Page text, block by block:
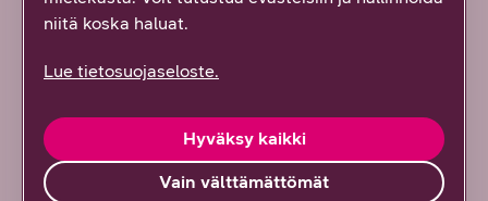
Vähän epäselvää
niitä koska haluat.
Lue tietosuojaseloste.
Vain välttämättömät
Hyväksy kaikki